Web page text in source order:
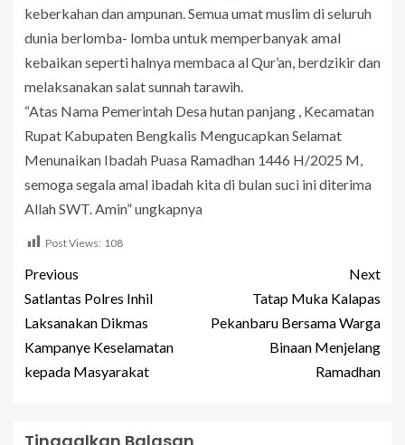
keberkahan dan ampunan. Semua umat muslim di seluruh
dunia berlomba- lomba untuk memperbanyak amal
kebaikan seperti halnya membaca al Qur’an, berdzikir dan
melaksanakan salat sunnah tarawih.
“Atas Nama Pemerintah Desa hutan panjang , Kecamatan
Rupat Kabupaten Bengkalis Mengucapkan Selamat
Menunaikan Ibadah Puasa Ramadhan 1446 H/2025 M,
semoga segala amal ibadah kita di bulan suci ini diterima
Allah SWT. Amin” ungkapnya
Post Views: 108
Previous
Satlantas Polres Inhil
Laksanakan Dikmas
Kampanye Keselamatan
kepada Masyarakat
Next
Tatap Muka Kalapas
Pekanbaru Bersama Warga
Binaan Menjelang
Ramadhan